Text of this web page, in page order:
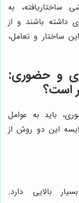
به
داشته باشند و از
ساختار و تعامل،
و حضوری:
است؟
باید به عوامل
این دو روش از
بالایی دارد.